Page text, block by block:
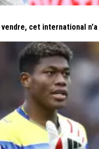
vendre, cet international